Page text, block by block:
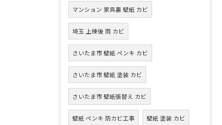
マンション 家具裏 壁紙 カビ
埼玉 上棟後 雨 カビ
さいたま市 壁紙 ペンキ カビ
さいたま市 壁紙 塗装 カビ
さいたま市 壁紙張替え カビ
壁紙 ペンキ 防カビ工事 壁紙 塗装 カビ